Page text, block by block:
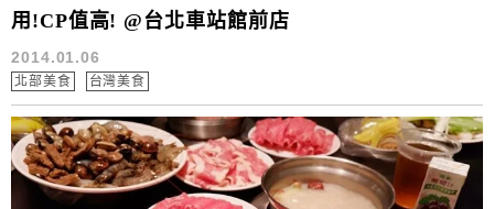
用!CP值高! @台北車站館前店
2014.01.06
北部美食 台灣美食